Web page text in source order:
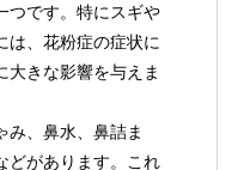
つです。特にスギや
は、花粉症の症状に
大きな影響を与えま
み、鼻水、鼻詰ま
どがあります。これ